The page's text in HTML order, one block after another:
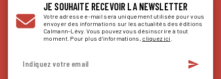
JE SOUHAITE RECEVOIR LA NEWSLETTER
Votre adresse e-mail sera uniquement utilisée pour vous
envoyer des informations sur les actualités des éditions
Calmann-Lévy. Vous pouvez vous désinscrire à tout
moment. Pour plus d’informations, cliquez ici
Indiquez votre email send